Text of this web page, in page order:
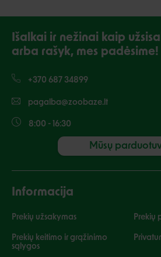
Išalkai ir nežinai kaip
arba rašyk, mes padėsime!
+370 687 34899
pagalba@zoobaze.lt
8:00 - 16:30
Mūsų
Informacija
Prekių užsakymas Prekių
Prekių keitimo ir grąžinimo
sąlygos